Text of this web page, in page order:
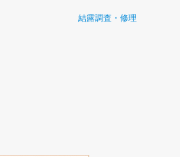
結露調査・修理